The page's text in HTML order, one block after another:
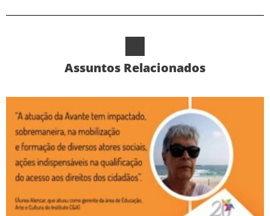
Assuntos Relacionados